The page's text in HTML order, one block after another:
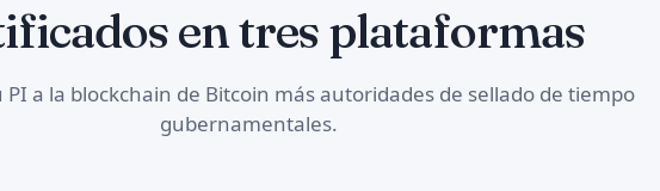
en tres plataformas
PI a la blockchain de Bitcoin más autoridades de sellado de tiempo
gubernamentales.